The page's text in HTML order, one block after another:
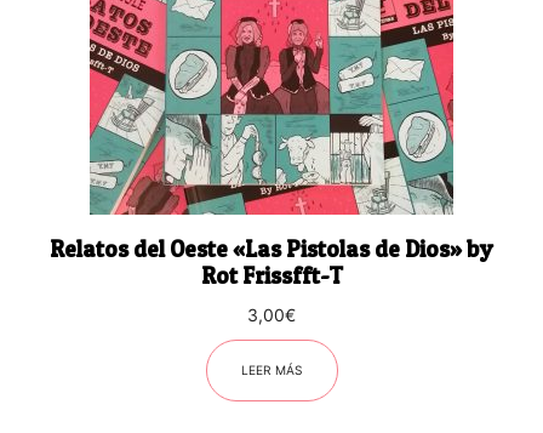
Relatos del Oeste «Las Pistolas de Dios» by
Rot Frissfft-T
3,00€
LEER MÁS